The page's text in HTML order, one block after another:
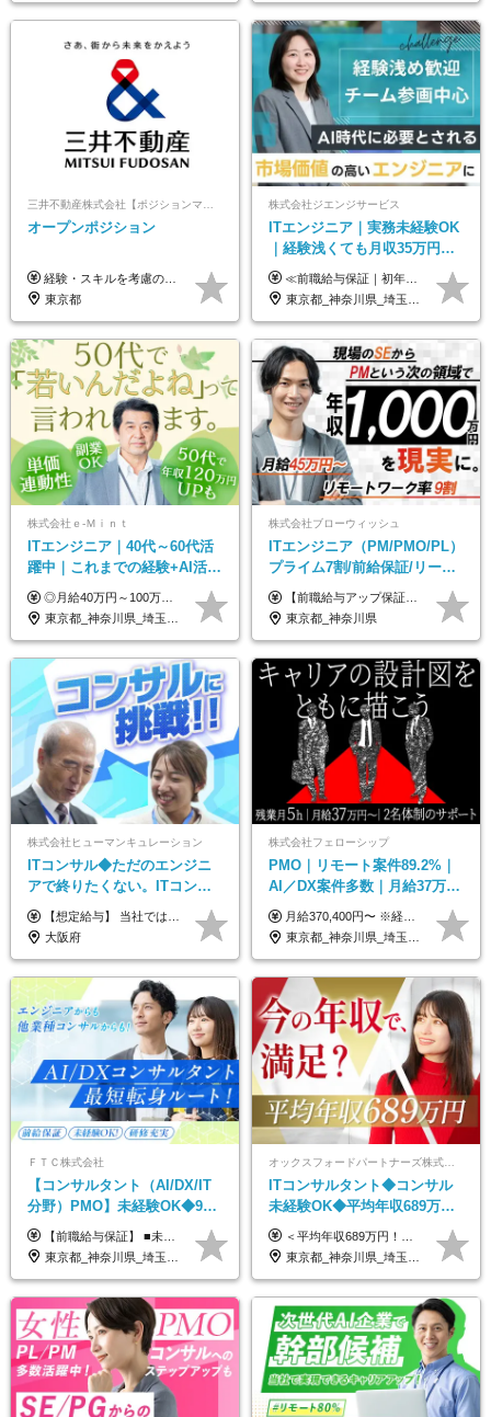
オープンポジション
経験・スキルを考慮の上、決定します。 ▼参考情報 ----------------------- ＜想定年収850万円～1,500万円（基礎給与・賞与2回含む）＞ 月給42万円～ ※時間外勤務手当・諸手当等別途 ※試用期間3ヶ月 ※残業手当有り
東京都
株式会社ジエンジサービス
ITエンジニア｜実務未経験OK
｜経験浅くても月収35万円～
｜チーム参画中心｜フルリモ
ート可｜自社サービスあり
≪前職給与保証｜初年度想定年収420万円～≫ 月給35万円以上＋決算賞与＋交通費 ※スキル・経験を考慮の上、優遇します ※上記月給には固定残業代月20時間分(4万5000円以上)を含みます。超過した場合は、その分追加支給します ※試用期間3～6ヵ月は固定残業代なし(雇用形態やその他待遇・福利厚生は同じです) ＝＝＝＝＝＝＝＝＝＝＝ ▼実力と成長にこだわった評価制度▼ 年2回の評価で昇給・昇格が決まります。 評価は、就業先のお客様からの評価をベースに、目標達成状況やプロジェクトでの役割・貢献度などを総合的に判断して決定します。 日々の働きぶりを実際に見ているお客様の声を反映することで、より公平で納得感のある評価を実現しています。 また、評価後は面談を通じてフィードバックを行い、今後の成長やキャリアについて一緒に考えていきます。 ▼成長につながる目標設定▼ 半期ごとに、具体的な行動ベースの目標を設定し、その達成度や取り組みのプロセスを評価に反映します。 目標は、お客様からのフィードバックや現場での課題をもとに設定するため、「今何を伸ばすべきか」が明確になります。 また、上司との面談を通じて振り返りと次の目標設定を行い、継続的なスキルアップと市場価値の向上を支援しています。
東京都_神奈川県_埼玉県_千葉県_大阪府_愛知県_北海道_青森県_岩手県_宮城県_秋田県_山形県_福島県_茨城県_栃木県_群馬県_新潟県_山梨県_長野県_富山県_石川県_福井県_静岡県_岐阜県_三重県_兵庫県_京都府_滋賀県_奈良県_和歌山県_広島県_岡山県_鳥取県_島根県_山口県_徳島県_香川県_愛媛県_高知県_福岡県_熊本県_佐賀県_長崎県_大分県_宮崎県_鹿児島県_沖縄県
株式会社ｅ‐Ｍｉｎｔ
ITエンジニア｜40代～60代活
躍中｜これまでの経験+AI活用
でスキルアップを支援｜残業
月10h｜副業OK
◎月給40万円～100万円＋インセンティブ＋各種手当 ・年収120万〜300万円UPの実績も！ ・平均年収UP率は1.1～1.3倍 ・案件単価100%公開 × 単価連動の給与制度 ・能力等を考慮の上、決定いたします ※試用期間6ヵ月あり（待遇の変更はありません） ※固定残業代（月20～30時間・3万円～8万円）を含みます 《具体的には...》 ・案件単価65万円⇒年収約500万円 ・案件単価80万円⇒年収約600万円 ・案件単価120万円⇒年収約900万円 ＼ AIで生産性5倍になり給与UP ／ ◇案件単価100%公開 × 単価連動の給与制度 ◇年収120万〜300万UPの実績あり 「単価が上がれば、その分しっかり報われる」 そんなシンプルで納得できる評価制度です。 ⚫️年収300万円アップの実績も 参画する案件の単価を全て公開。 給与は単価に連動しているため納得感持って働くことが可能です。 過去には転職しただけで300万円以上アップした方もいます。 現場でAIを活用して成果を出して単価アップにつながったケースが多数！ ・AIツール利用料金全額負担 ・資格取得補助 ・月給保証制度 ・各種手当
東京都_神奈川県_埼玉県_千葉県_大阪府_愛知県_北海道_青森県_岩手県_宮城県_秋田県_山形県_福島県_茨城県_栃木県_群馬県_新潟県_山梨県_長野県_富山県_石川県_福井県_静岡県_岐阜県_三重県_兵庫県_京都府_滋賀県_奈良県_和歌山県_広島県_岡山県_鳥取県_島根県_山口県_徳島県_香川県_愛媛県_高知県_福岡県_熊本県_佐賀県_長崎県_大分県_宮崎県_鹿児島県_沖縄県
株式会社ブローウィッシュ
ITエンジニア（PM/PMO/PL）
プライム7割/前給保証/リーダ
ー経験不問/30、40代活躍中/
リモート9割
【前職給与アップ保証あり！ゆくゆくは年収800万以上も可能】 月給45万円～＋インセンティブ ※経験や適性を考慮の上、相談し決定します ※上記には固定残業代（20時間分/4万円～）が含まれます ※20時間を超過した場合は別途全額支給します ※試用期間（3ヶ月間）あり。給与・待遇に差異はございません それはより高度な案件にアサイン＆ 還元率が平均より高めのため、 これまでの給与から大幅にアップする人もいます。
東京都_神奈川県
株式会社ヒューマンキュレーション
ITコンサル◆ただのエンジニ
アで終りたくない。ITコンサ
ル・PMに挑戦出来る！成長中
の次世代IT企業
【想定給与】 当社では、すべてのプロジェクトで受注単価を完全開示。 給与はその単価に連動し、還元率は80％以上を保証しています。 経験・スキル・貢献度に応じて報酬を正当に評価し、前職年収の保証も行っています。 ■正社員 月給35万円以上＋賞与年2回（みなし残業20h分含む） ◇試用期間は3ヶ月（期間中の待遇に変更なし） ◇みなし残業は案件先によって異なります。詳細は面談にてご説明致します。 ※経験・スキルを考慮し優遇 年収例： ・29歳女性／年収700万円（開発→上流転向） ・38歳男性／年収1,100万円（PMO・マネジメント） ・47歳男性／年収1,300万円（ITコンサル・高裁量案件）
大阪府
株式会社フェローシップ
PMO｜リモート案件89.2%｜
AI／DX案件多数｜月給37万円
～｜300万円の年収UP事例有
｜PMO経験不問
月給370,400円〜 ※経験やスキルを考慮し、決定いたします ※上記金額には固定残業代（30時間分/70,400円～）を含みます。超過分は別途全額支給いたします ※試用期間6カ月あり（期間中の給与・待遇に差異はありません） ★想定年収4,444,800円～ ★50万円～300万円の年収UP事例があります！
東京都_神奈川県_埼玉県_千葉県
ＦＴＣ株式会社
【コンサルタント（AI/DX/IT
分野）PMO】未経験OK◆9期
連続大幅増益！AI企業へ進化
中◆ポジション多数
【前職給与保証】 ■未経験者： 月給30万円～35万円 ■ローキャリア（経験目安1年程度）： 月給35万円～40万円 ■経験者（経験目安3年以上）： 月給40万円～60万円 ■即戦力（経験目安5年以上）： 月給45万円～80万円 ※上記金額には固定残業代30時間分 【未経験者5万5000円～7万3000円、 ローキャリア6万4000円～7万3000円、 経験者5万8000円～10万9000円、 即戦力8万2000円～14万5000円】を含みます。 ※30時間を超える場合は追加で全額支給します。 ※経験・能力・前職給与などを総合的に評価したうえでご納得いただけるよう個別決定。 未経験者の場合、前職給与とポテンシャルを査定のうえ決定いたします。 ※日本国内でのIT業界経験、または同等の実務経験と能力に応じて決定します。 ※前職給与は日本円かつ、日本国内での実績に基づき評価します。 【納得の評価システム】 ★クォーター毎に査定する評価制度導入！ 明確な評価基準で翌年度年収を上げましょう！ ★評価対象期間に在籍中のほとんどの社員が昇給し 年収アップを実現しています！ ★様々なインセンティブ制度を用意し多角的に正当評価しています！ ※試用期間6カ月（期間中の待遇等に差異なし）
東京都_神奈川県_埼玉県_千葉県
ITコンサルタント◆コンサル
未経験OK◆平均年収689万円
◆業界屈指の営業力でサポー
ト◆フルリモート可
＜平均年収689万円！！＞ ☆前給保証以上☆案件待機期間も給与保証あり☆ 月給40万円～150万円（固定残業代含む） ※経験や能力を考慮し決定します ※試用期間6ヶ月あり。条件や待遇に差異はありません ※上記には固定残業代（30時間分／7万6000円～）が含まれています。 ※超過分は時間外手当を別途支給。 【実際の給与例】 野原さん（35歳）※前職年収480万円 （Java／C#エンジニア ⇒ 業務系システム開発 ⇒ 要件定義・業務分析 ⇒ ITコンサル案件へ参画） ▼620万円（入社初年度） ・Web系業務システム開発（Java、C#） ・ 顧客折衝や開発チームとの調整 ・ 既存システムの改修・機能追加案件に従事 ▼780万円（入社2年目） ・ 金融機関向け業務系システムの要件定義・設計補助 ・ 開発チームと連携した業務分析・課題整理 ・小規模PMO支援案件への参画 ▼1,090万円（入社3年目） ・ 大手企業向けIT戦略・業務改革プロジェクトに参画 ・コンサルタントとして要件定義・業務改善提案・ベンダー調整を担当 ・ PMO／部分的PM業務も兼務し、上流工程での裁量を拡大
東京都_神奈川県_埼玉県_千葉県_大阪府_愛知県_北海道_青森県_岩手県_宮城県_秋田県_山形県_福島県_茨城県_栃木県_群馬県_新潟県_山梨県_長野県_富山県_石川県_福井県_静岡県_岐阜県_三重県_兵庫県_京都府_滋賀県_奈良県_和歌山県_広島県_岡山県_鳥取県_島根県_山口県_徳島県_香川県_愛媛県_高知県_福岡県_熊本県_佐賀県_長崎県_大分県_宮崎県_鹿児島県_沖縄県